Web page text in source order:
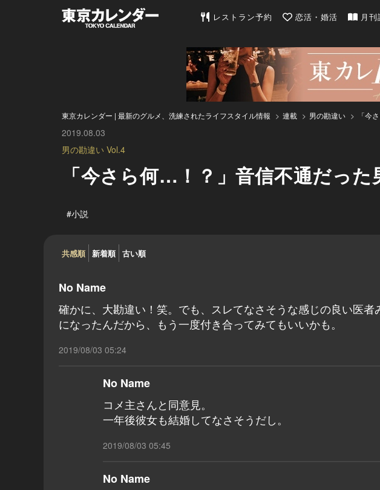
東京カレンダー | 最新のグルメ、洗練され
レストラン予約 恋活・婚活 月刊
東京カレンダー | 最新のグルメ、洗練されたライフスタイル情報 連載 男の勘違い 「今
2019.08.03
男の勘違い Vol.4
「今さら何…！？」音信不通だっ
#小説
共感順 新着順 古い順
No Name
確かに、大勘違い！笑。でも、スレてなさそうな感じの良い医者
になったんだから、もう一度付き合ってみてもいいかも。
2019/08/03 05:24
No Name
コメ主さんと同意見。
一年後彼女も結婚してなさそうだし。
2019/08/03 05:45
No Name